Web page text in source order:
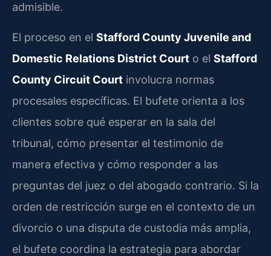
admisible.
El proceso en el Stafford County Juvenile and
Domestic Relations District Court o el Stafford
County Circuit Court involucra normas
procesales específicas. El bufete orienta a los
clientes sobre qué esperar en la sala del
tribunal, cómo presentar el testimonio de
manera efectiva y cómo responder a las
preguntas del juez o del abogado contrario. Si la
orden de restricción surge en el contexto de un
divorcio o una disputa de custodia más amplia,
el bufete coordina la estrategia para abordar